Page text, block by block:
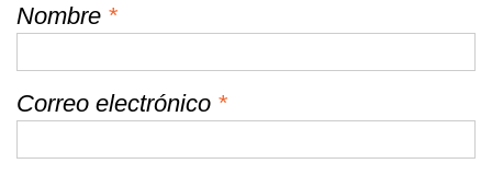
Nombre *
Correo electrónico *